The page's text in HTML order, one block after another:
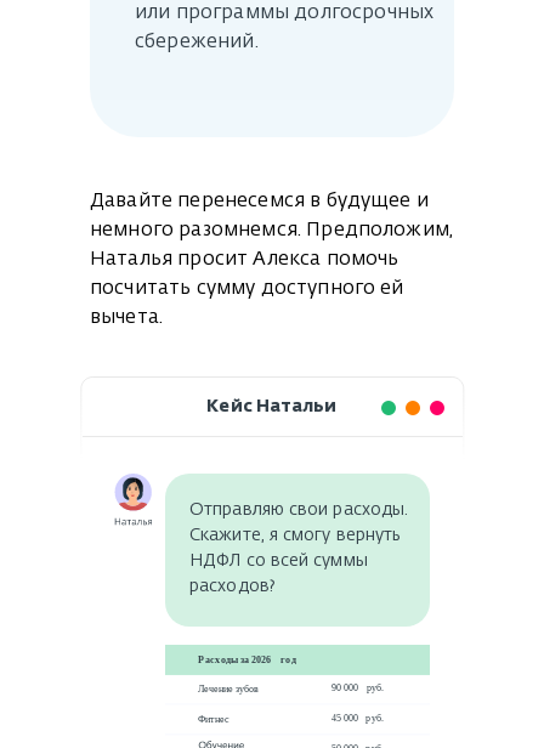
или программы долгосрочных
сбережений.
Давайте перенесемся в будущее и
немного разомнемся. Предположим,
Наталья просит Алекса помочь
посчитать сумму доступного ей
вычета.
Кейс Натальи
Отправляю свои расходы.
Скажите, я смогу вернуть
НДФЛ со всей суммы
расходов?